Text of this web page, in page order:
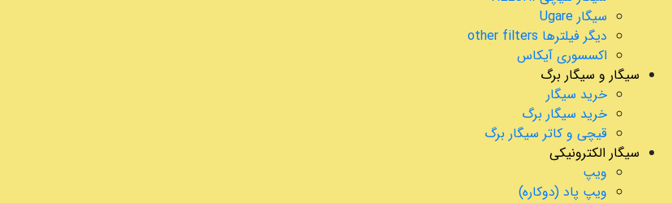
سیگار Ugare
دیگر فیلترها other filters
اکسسوری آیکاس
سیگار و سیگار برگ
خرید سیگار
خرید سیگار برگ
قیچی و کاتر سیگار برگ
سیگار الکترونیکی
ویپ
ویپ پاد (دوکاره)